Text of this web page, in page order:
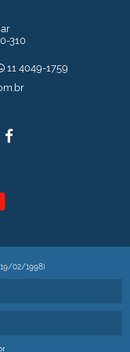
TINA
310
11 4049-1759
02/1998)